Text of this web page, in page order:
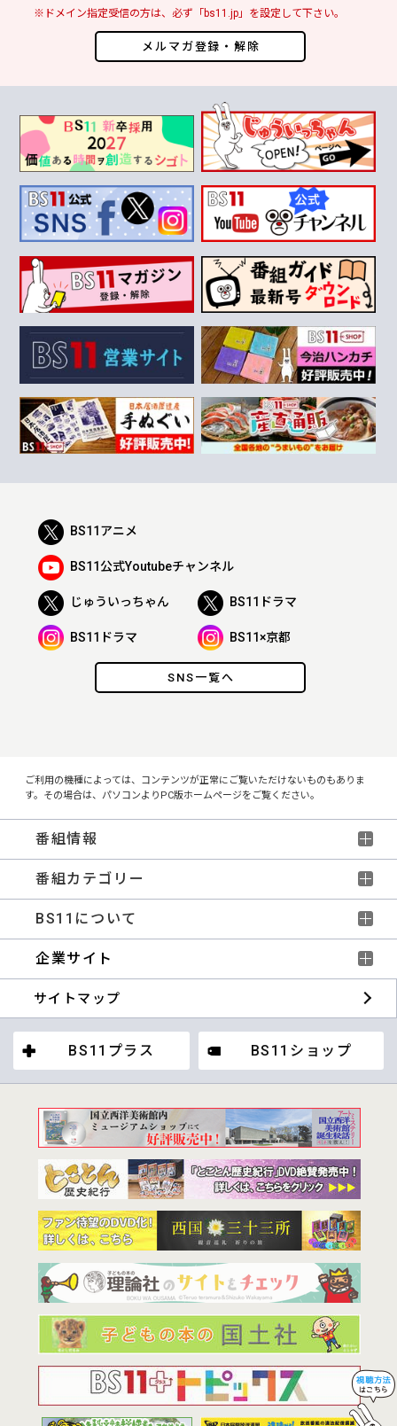
メルマガ登録・解除
※ドメイン指定受信の方は、必ず「bs11.jp」を設定して下さい。
SNS一覧へ
BS11アニメ
BS11公式Youtubeチャンネル
じゅういっちゃん BS11ドラマ
BS11ドラマ BS11×京都
ご利用の機種によっては、コンテンツが正常にご覧いただけないものもありま
す。その場合は、パソコンよりPC版ホームページをご覧ください。
番組情報
番組カテゴリー
BS11について
企業サイト
サイトマップ
BS11プラス BS11ショップ